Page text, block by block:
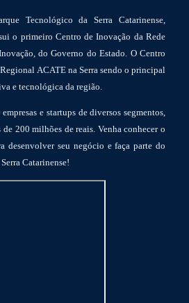
Tecnológico da Serra Catarinense,
o primeiro Centro de Inovação da Rede
do Governo do Estado. O Centro
ACATE na Serra sendo o principal
e tecnológica da região.
e startups de diversos segmentos,
200 milhões de reais. Venha conhecer o
desenvolver seu negócio e faça parte do
Catarinense!